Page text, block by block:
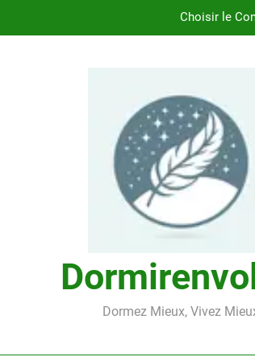
Choisir le
Choisir le
Découvrez le
Trouvez le
Dormez Mieux, Vivez